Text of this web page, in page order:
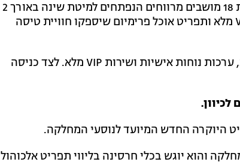
מחלקת העסקים החדשה, מדוגמת ומפנקת, היא כוללת 18 מושבים מרווחים הנפתחים למיטת שינה באורך 2
מטר, כבודה מורחבת, ערכות נוחות אישיות, שירות VIP מלא ותפריט אוכל פרימיום שיספקו חוויית טיסה
לקוחות מחלקת העסקים יזכו לתוספת כבודה מורחבת, ערכות נוחות אישיות ושירות VIP מלא. לצד כניסה
היוקרה החדש המיועד לנוסעי המחלקה.
והוא יוגש בכלי חרסינה בליווי תפריט אלכוהול